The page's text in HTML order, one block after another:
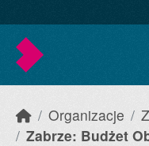
Organizacje
Zabrze: Budżet